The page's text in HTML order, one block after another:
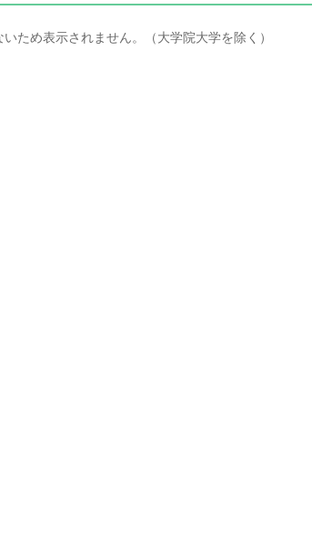
ため表示されません。（大学院大学を除く）